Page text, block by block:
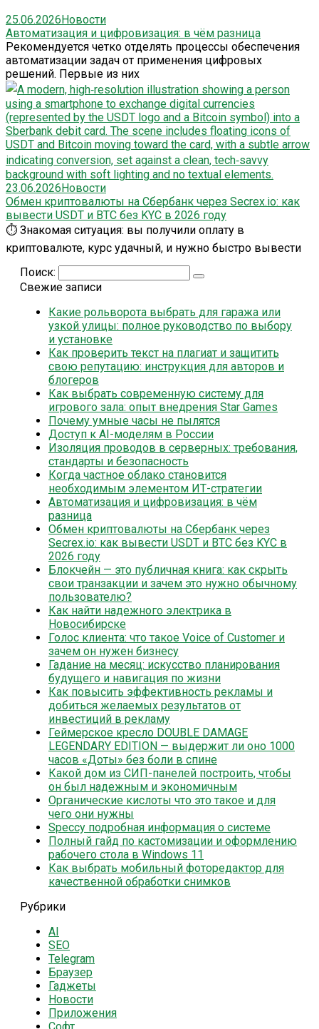
25.06.2026Новости
Автоматизация и цифровизация: в чём разница
Рекомендуется четко отделять процессы обеспечения
автоматизации задач от применения цифровых
решений. Первые из них
23.06.2026Новости
Обмен криптовалюты на Сбербанк через Secrex.io: как
вывести USDT и BTC без KYC в 2026 году
⏱️ Знакомая ситуация: вы получили оплату в
криптовалюте, курс удачный, и нужно быстро вывести
Поиск:
Свежие записи
Какие рольворота выбрать для гаража или
узкой улицы: полное руководство по выбору
и установке
Как проверить текст на плагиат и защитить
свою репутацию: инструкция для авторов и
блогеров
Как выбрать современную систему для
игрового зала: опыт внедрения Star Games
Почему умные часы не пылятся
Доступ к AI-моделям в России
Изоляция проводов в серверных: требования,
стандарты и безопасность
Когда частное облако становится
необходимым элементом ИТ-стратегии
Автоматизация и цифровизация: в чём
разница
Обмен криптовалюты на Сбербанк через
Secrex.io: как вывести USDT и BTC без KYC в
2026 году
Блокчейн — это публичная книга: как скрыть
свои транзакции и зачем это нужно обычному
пользователю?
Как найти надежного электрика в
Новосибирске
Голос клиента: что такое Voice of Customer и
зачем он нужен бизнесу
Гадание на месяц: искусство планирования
будущего и навигация по жизни
Как повысить эффективность рекламы и
добиться желаемых результатов от
инвестиций в рекламу
Геймерское кресло DOUBLE DAMAGE
LEGENDARY EDITION — выдержит ли оно 1000
часов «Доты» без боли в спине
Какой дом из СИП-панелей построить, чтобы
он был надежным и экономичным
Органические кислоты что это такое и для
чего они нужны
Speccy подробная информация о системе
Полный гайд по кастомизации и оформлению
рабочего стола в Windows 11
Как выбрать мобильный фоторедактор для
качественной обработки снимков
Рубрики
AI
SEO
Telegram
Браузер
Гаджеты
Новости
Приложения
Софт